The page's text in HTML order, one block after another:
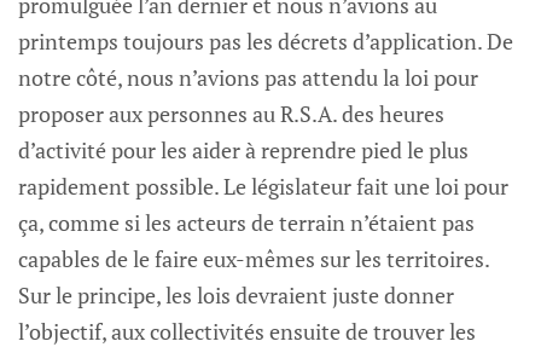
printemps toujours pas les décrets d’application. De
notre côté, nous n’avions pas attendu la loi pour
proposer aux personnes au R.S.A. des heures
d’activité pour les aider à reprendre pied le plus
rapidement possible. Le législateur fait une loi pour
ça, comme si les acteurs de terrain n’étaient pas
capables de le faire eux-mêmes sur les territoires.
Sur le principe, les lois devraient juste donner
l’objectif, aux collectivités ensuite de trouver les